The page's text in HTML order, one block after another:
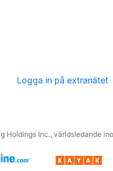
Logga in på extranätet
Holdings Inc., världsledande